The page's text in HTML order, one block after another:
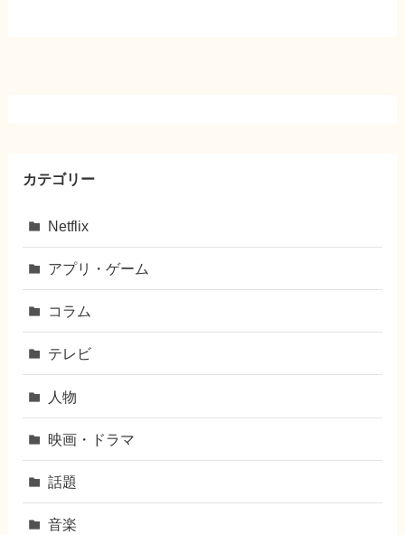
カテゴリー
Netflix
アプリ・ゲーム
コラム
テレビ
人物
映画・ドラマ
話題
音楽